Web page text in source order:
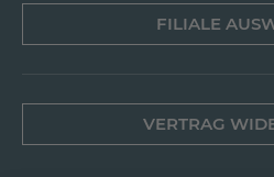
FILIALE
VERTRAG